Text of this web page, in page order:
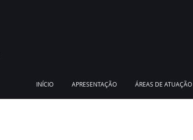
INÍCIO APRESENTAÇÃO ÁREAS DE ATUAÇÃO